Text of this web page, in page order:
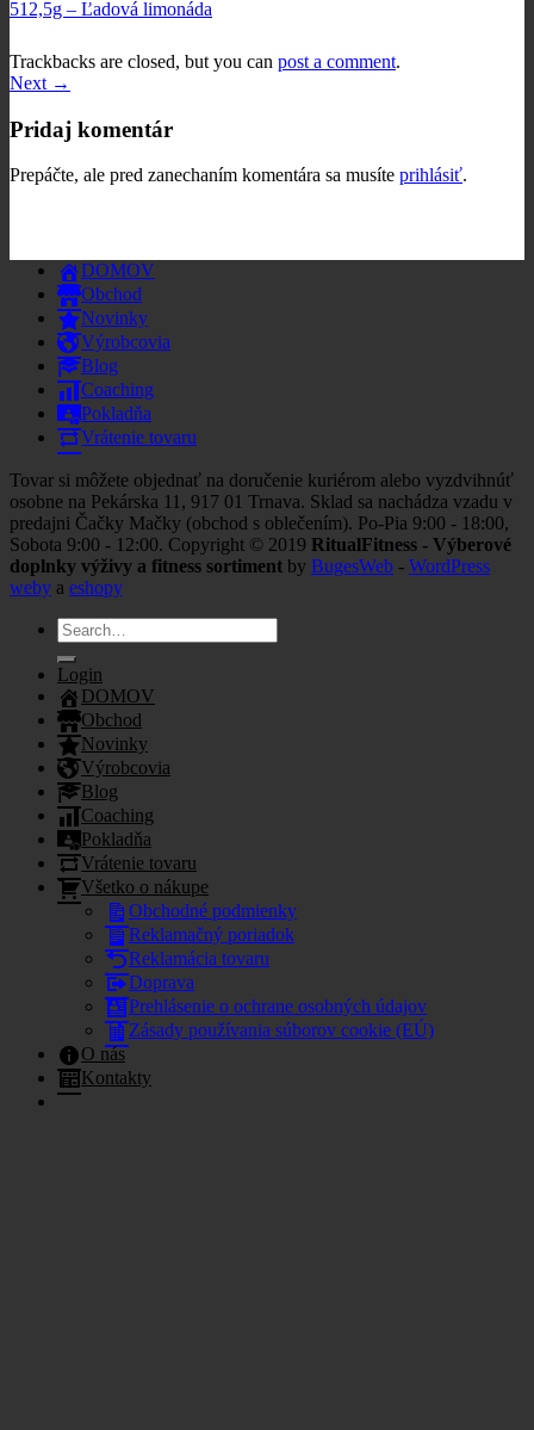
512,5g – Ľadová limonáda
Trackbacks are closed, but you can post a comment.
Next →
Pridaj komentár
Prepáčte, ale pred zanechaním komentára sa musíte prihlásiť.
DOMOV
Obchod
Novinky
Výrobcovia
Blog
Coaching
Pokladňa
Vrátenie tovaru
Tovar si môžete objednať na doručenie kuriérom alebo vyzdvihnúť
osobne na Pekárska 11, 917 01 Trnava. Sklad sa nachádza vzadu v
predajni Čačky Mačky (obchod s oblečením). Po-Pia 9:00 - 18:00,
Sobota 9:00 - 12:00. Copyright © 2019 RitualFitness - Výberové
doplnky výživy a fitness sortiment by BugesWeb - WordPress
weby a eshopy
Search
for:
Login
DOMOV
Obchod
Novinky
Výrobcovia
Blog
Coaching
Pokladňa
Vrátenie tovaru
Všetko o nákupe
Obchodné podmienky
Reklamačný poriadok
Reklamácia tovaru
Doprava
Prehlásenie o ochrane osobných údajov
Zásady používania súborov cookie (EÚ)
O nás
Kontakty